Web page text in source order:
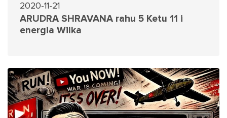
2020-11-21
ARUDRA SHRAVANA rahu 5 Ketu 11 i
energia Wilka